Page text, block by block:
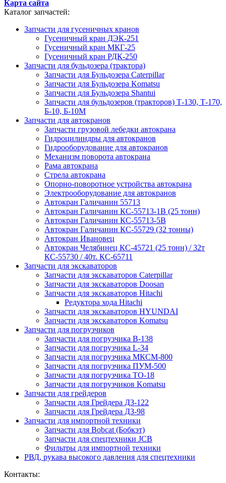
Карта сайта
Каталог запчастей:
Запчасти для гусеничных кранов
Гусеничный кран ДЭК-251
Гусеничный кран МКГ-25
Гусеничный кран РДК-250
Запчасти для бульдозера (трактора)
Запчасти для Бульдозера Caterpillar
Запчасти для Бульдозера Komatsu
Запчасти для Бульдозера Shantui
Запчасти для бульдозеров (тракторов) Т-130, Т-170,
Б-10, Б-10М
Запчасти для автокранов
Запчасти грузовой лебедки автокрана
Гидроцилиндры для автокранов
Гидрооборудование для автокранов
Механизм поворота автокрана
Рама автокрана
Стрела автокрана
Опорно-поворотное устройства автокрана
Электрооборудование для автокранов
Автокран Галичанин 55713
Автокран Галичанин КС-55713-1В (25 тонн)
Автокран Галичанин КС-55713-5В
Автокран Галичанин КС-55729 (32 тонны)
Автокран Ивановец
Автокран Челябинец КС-45721 (25 тонн) / 32т
КС-55730 / 40т. КС-65711
Запчасти для экскаваторов
Запчасти для экскаваторов Caterpillar
Запчасти для экскаваторов Doosan
Запчасти для экскаваторов Hitachi
Редуктора хода Hitachi
Запчасти для экскаваторов HYUNDAI
Запчасти для экскаваторов Komatsu
Запчасти для погрузчиков
Запчасти для погрузчика B-138
Запчасти для погрузчика L-34
Запчасти для погрузчика МКСМ-800
Запчасти для погрузчика ПУМ-500
Запчасти для погрузчика ТО-18
Запчасти для погрузчиков Komatsu
Запчасти для грейдеров
Запчасти для Грейдера ДЗ-122
Запчасти для Грейдера ДЗ-98
Запчасти для импортной техники
Запчасти для Bobcat (Бобкэт)
Запчасти для спецтехники JCB
Фильтры для импортной техники
РВД, рукава высокого давления для спецтехники
Контакты: